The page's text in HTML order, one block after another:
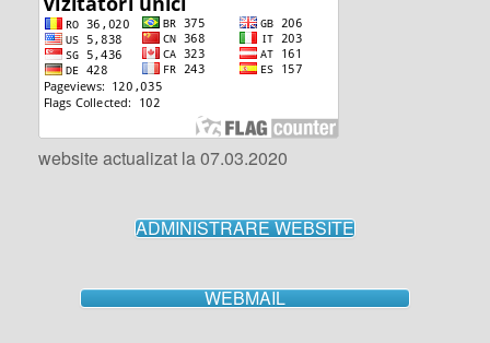
website actualizat la 07.03.2020
ADMINISTRARE WEBSITE
WEBMAIL